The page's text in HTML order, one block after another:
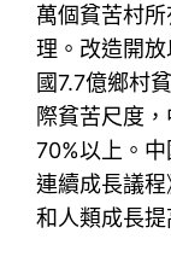
萬個貧苦村
理。改造開
國7.7億鄉村
際貧苦尺度
70%以上。
連續成長議
和人類成長提